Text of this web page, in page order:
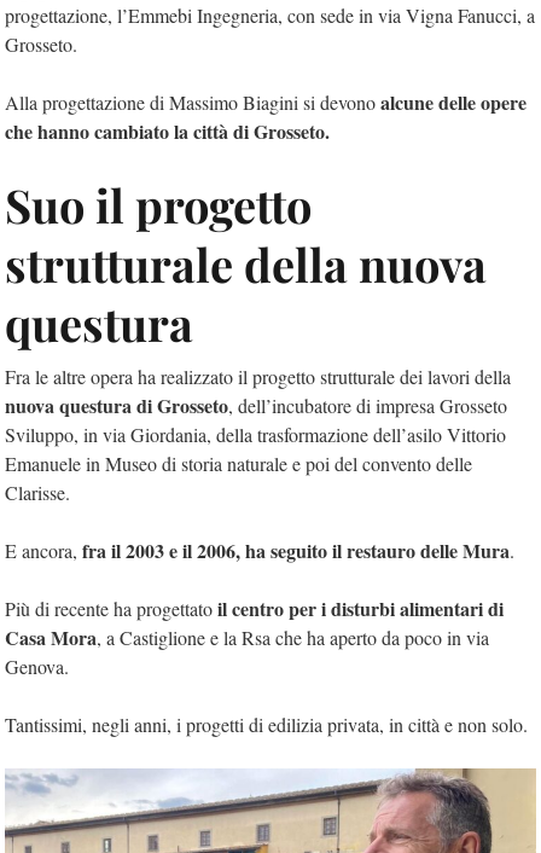
progettazione, l’Emmebi Ingegneria, con sede in via Vigna Fanucci, a
Grosseto.
Alla progettazione di Massimo Biagini si devonoalcune delle opere
che hanno cambiato la città di Grosseto.
Suo il progetto
strutturale della nuova
questura
Fra le altre opera ha realizzato il progetto strutturale dei lavori della
nuova questura di Grosseto, dell’incubatore di impresa Grosseto
Sviluppo, in via Giordania, della trasformazione dell’asilo Vittorio
Emanuele in Museo di storia naturale e poi del convento delle
Clarisse.
E ancora, fra il 2003 e il 2006, ha seguito il restauro delle Mura.
Più di recente ha progettatoil centro per i disturbi alimentari di
Casa Mora, a Castiglione e la Rsa che ha aperto da poco in via
Genova.
Tantissimi, negli anni, i progetti di edilizia privata, in città e non solo.